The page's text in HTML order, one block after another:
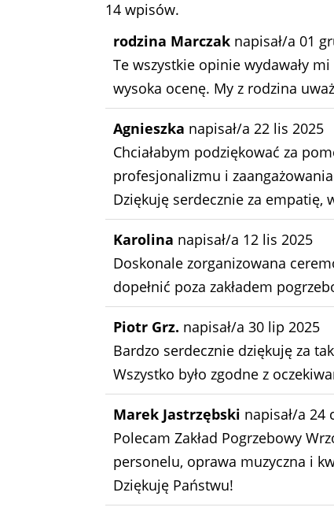
14 wpisów.
rodzina Marczak napisał/a 01
Te wszystkie opinie wydawały
wysoka ocenę. My z rodzina
Agnieszka napisał/a 22 lis 2025
Chciałabym podziękować za
profesjonalizmu i
Dziękuję serdecznie za empatię,
Karolina napisał/a 12 lis 2025
Doskonale zorganizowana
dopełnić poza zakładem
Piotr Grz. napisał/a 30 lip 2025
Bardzo serdecznie dziękuję za
Wszystko było zgodne z
Marek Jastrzębski napisał/a 24
Polecam Zakład Pogrzebowy
personelu, oprawa muzyczna i
Dziękuję Państwu!